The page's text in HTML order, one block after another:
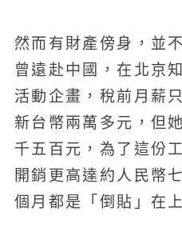
然而有財產傍身，並
曾遠赴中國，在北京
活動企畫，稅前月薪
新台幣兩萬多元，但
千五百元，為了這份
開銷更高達約人民幣
個月都是「倒貼」在